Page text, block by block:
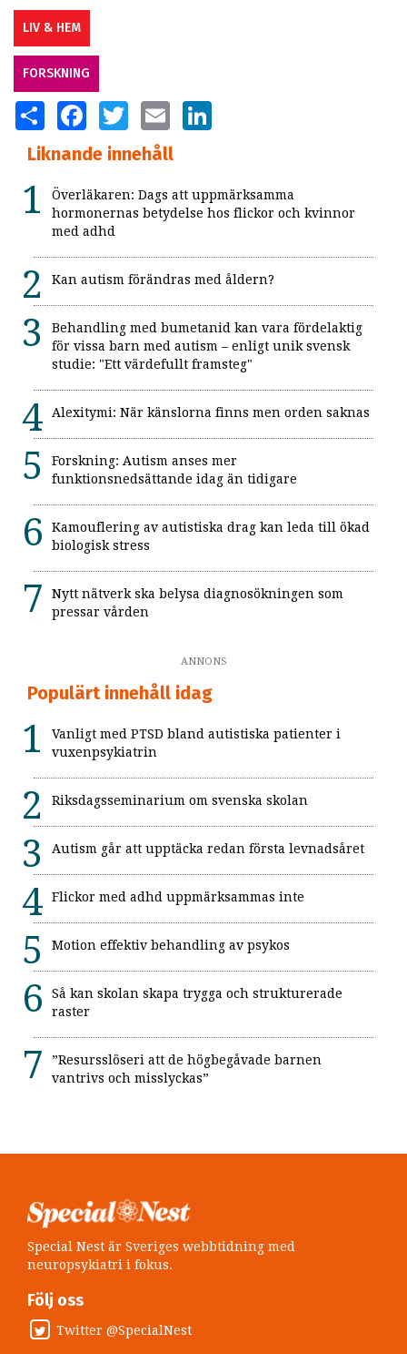
LIV & HEM
FORSKNING
SHARE FACEBOOKTWITTER EMAIL
Liknande innehåll
Överläkaren: Dags att uppmärksamma
hormonernas betydelse hos flickor och kvinnor
med adhd
Kan autism förändras med åldern?
Behandling med bumetanid kan vara fördelaktig
för vissa barn med autism – enligt unik svensk
studie: "Ett värdefullt framsteg"
Alexitymi: När känslorna finns men orden saknas
Forskning: Autism anses mer
funktionsnedsättande idag än tidigare
Kamouflering av autistiska drag kan leda till ökad
biologisk stress
Nytt nätverk ska belysa diagnosökningen som
pressar vården
ANNONS
Populärt innehåll idag
Vanligt med PTSD bland autistiska patienter i
vuxenpsykiatrin
Riksdagsseminarium om svenska skolan
Autism går att upptäcka redan första levnadsåret
Flickor med adhd uppmärksammas inte
Motion effektiv behandling av psykos
Så kan skolan skapa trygga och strukturerade
raster
”Resursslöseri att de högbegåvade barnen
vantrivs och misslyckas”
Special Nest är Sveriges webbtidning med
neuropsykiatri i fokus.
Följ oss
Twitter @SpecialNest